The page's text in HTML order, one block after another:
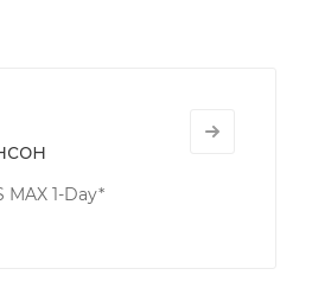
1-Day*